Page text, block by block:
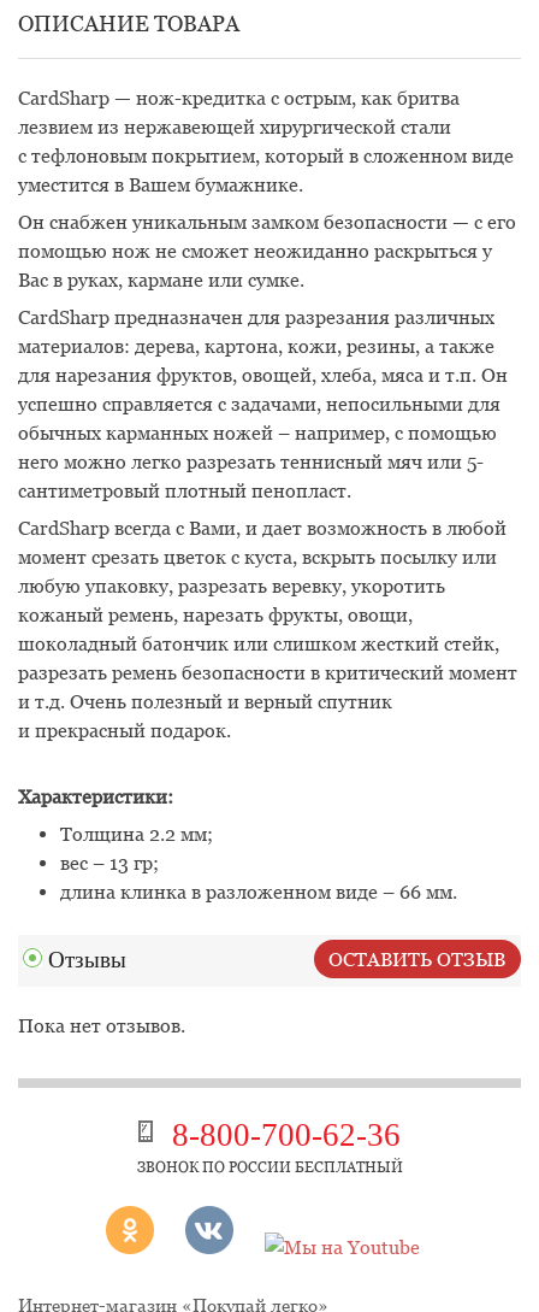
ОПИСАНИЕ ТОВАРА
CardSharp — нож-кредитка с острым, как бритва
лезвием из нержавеющей хирургической стали
с тефлоновым покрытием, который в сложенном виде
уместится в Вашем бумажнике.
Он снабжен уникальным замком безопасности — с его
помощью нож не сможет неожиданно раскрыться у
Вас в руках, кармане или сумке.
CardSharp предназначен для разрезания различных
материалов: дерева, картона, кожи, резины, а также
для нарезания фруктов, овощей, хлеба, мяса и т.п. Он
успешно справляется с задачами, непосильными для
обычных карманных ножей – например, с помощью
него можно легко разрезать теннисный мяч или 5-
сантиметровый плотный пенопласт.
CardSharp всегда с Вами, и дает возможность в любой
момент срезать цветок с куста, вскрыть посылку или
любую упаковку, разрезать веревку, укоротить
кожаный ремень, нарезать фрукты, овощи,
шоколадный батончик или слишком жесткий стейк,
разрезать ремень безопасности в критический момент
и т.д. Очень полезный и верный спутник
и прекрасный подарок.
Характеристики:
Толщина 2.2 мм;
вес – 13 гр;
длина клинка в разложенном виде – 66 мм.
Отзывы ОСТАВИТЬ ОТЗЫВ
Пока нет отзывов.
8-800-700-62-36
ЗВОНОК ПО РОССИИ БЕСПЛАТНЫЙ
Интернет-магазин «Покупай легко»